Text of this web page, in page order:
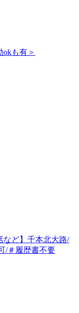
も有＞
など】千本北大路/
/＃履歴書不要